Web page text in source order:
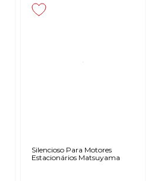
Silencioso Para Motores
Estacionários Matsuyama